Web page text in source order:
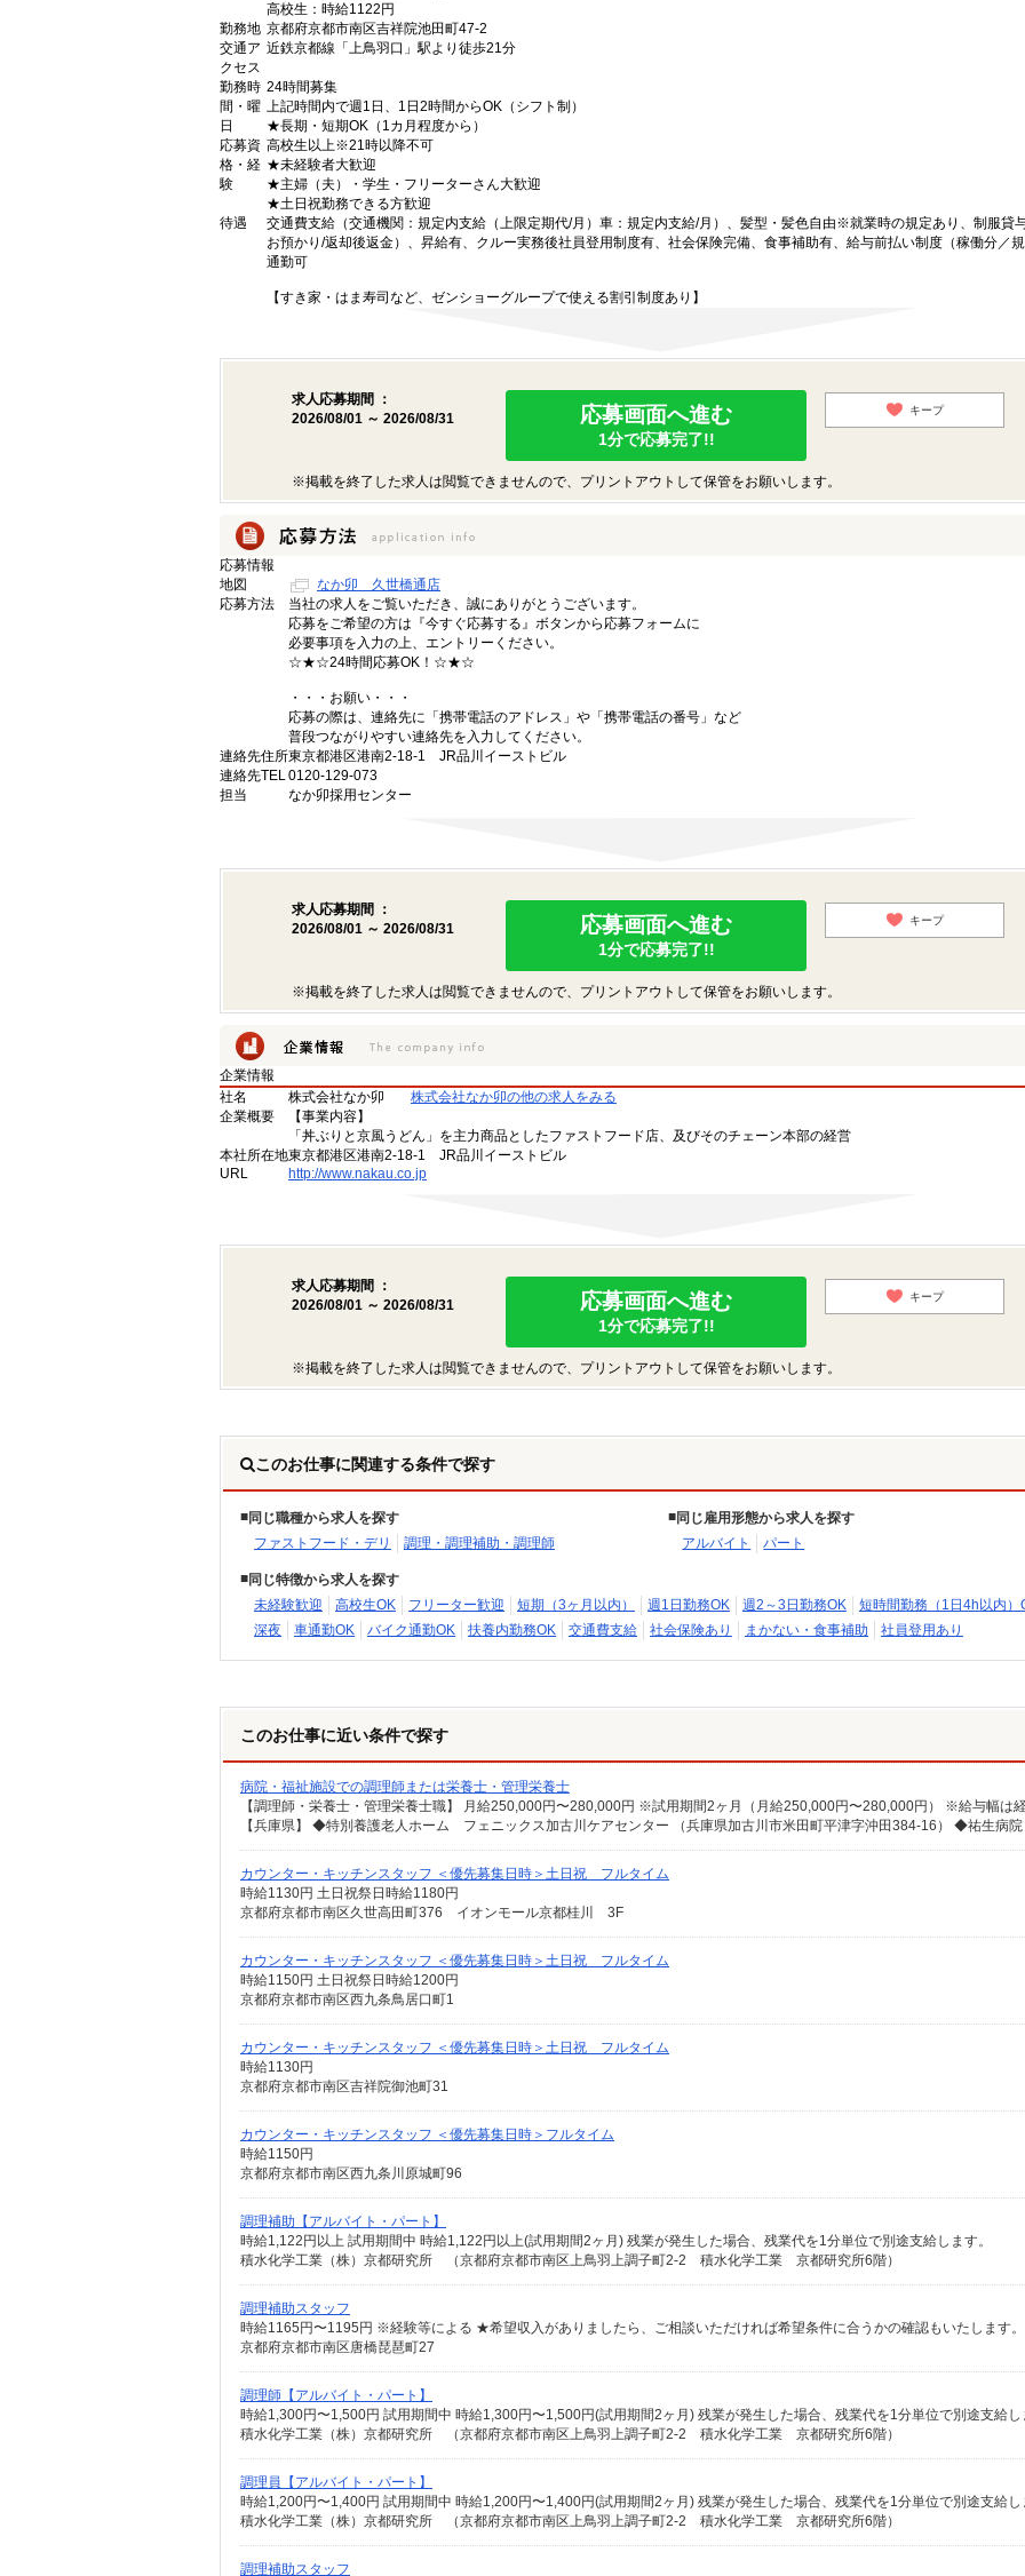
高校生：時給1122円
勤務地 京都府京都市南区吉祥院池田町47-2
交通ア
クセス
近鉄京都線「上鳥羽口」駅より徒歩21分
勤務時
間・曜
日
24時間募集
上記時間内で週1日、1日2時間からOK（シフト制）
★長期・短期OK（1カ月程度から）
応募資
格・経
験
高校生以上※21時以降不可
★未経験者大歓迎
★主婦（夫）・学生・フリーターさん大歓迎
★土日祝勤務できる方歓迎
待遇
交通費支給（交通機関：規定内支給（上限定期代/月）車：規定内支給/月）、髪型・髪色自由※就業時の規定あり、制服貸
お預かり/返却後返金）、昇給有、クルー実務後社員登用制度有、社会保険完備、食事補助有、給与前払い制度（稼働分／
通勤可
【すき家・はま寿司など、ゼンショーグループで使える割引制度あり】
求人応募期間 ：
2026/08/01 ～ 2026/08/31
応募画面へ進む
1分で応募完了!!
キープ
※掲載を終了した求人は閲覧できませんので、プリントアウトして保管をお願いします。
応募情報
地図
なか卯 久世橋通店
応募方法
当社の求人をご覧いただき、誠にありがとうございます。
応募をご希望の方は『今すぐ応募する』ボタンから応募フォームに
必要事項を入力の上、エントリーください。
☆★☆24時間応募OK！☆★☆
・・・お願い・・・
応募の際は、連絡先に「携帯電話のアドレス」や「携帯電話の番号」など
普段つながりやすい連絡先を入力してください。
連絡先住所東京都港区港南2-18-1 JR品川イーストビル
連絡先TEL0120-129-073
担当
なか卯採用センター
求人応募期間 ：
2026/08/01 ～ 2026/08/31
応募画面へ進む
1分で応募完了!!
キープ
※掲載を終了した求人は閲覧できませんので、プリントアウトして保管をお願いします。
企業情報
社名
株式会社なか卯
株式会社なか卯の他の求人をみる
企業概要
【事業内容】
「丼ぶりと京風うどん」を主力商品としたファストフード店、及びそのチェーン本部の経営
本社所在地東京都港区港南2-18-1 JR品川イーストビル
URL
http://www.nakau.co.jp
求人応募期間 ：
2026/08/01 ～ 2026/08/31
応募画面へ進む
1分で応募完了!!
キープ
※掲載を終了した求人は閲覧できませんので、プリントアウトして保管をお願いします。
このお仕事に関連する条件で探す
同じ職種から求人を探す
ファストフード・デリ
調理・調理補助・調理師
同じ雇用形態から求人を探す
アルバイト
パート
同じ特徴から求人を探す
未経験歓迎
高校生OK フリーター歓迎 短期（3ヶ月以内） 週1日勤務OK 週2～3日勤務OK
短時間勤務（1日4h以内）
深夜
車通勤OK バイク通勤OK 扶養内勤務OK 交通費支給 社会保険あり まかない・食事補助 社員登用あり
このお仕事に近い条件で探す
病院・福祉施設での調理師または栄養士・管理栄養士
カウンター・キッチンスタッフ ＜優先募集日時＞土日祝 フルタイム
時給1130円 土日祝祭日時給1180円
京都府京都市南区久世高田町376 イオンモール京都桂川 3F
カウンター・キッチンスタッフ ＜優先募集日時＞土日祝 フルタイム
時給1150円 土日祝祭日時給1200円
京都府京都市南区西九条鳥居口町1
カウンター・キッチンスタッフ ＜優先募集日時＞土日祝 フルタイム
時給1130円
京都府京都市南区吉祥院御池町31
カウンター・キッチンスタッフ ＜優先募集日時＞フルタイム
時給1150円
京都府京都市南区西九条川原城町96
調理補助【アルバイト・パート】
時給1,122円以上 試用期間中 時給1,122円以上(試用期間2ヶ月) 残業が発生した場合、残業代を1分単位で別途支給します。
積水化学工業（株）京都研究所 （京都府京都市南区上鳥羽上調子町2-2 積水化学工業 京都研究所6階）
調理補助スタッフ
京都府京都市南区唐橋琵琶町27
調理師【アルバイト・パート】
時給1,300円〜1,500円 試用期間中 時給1,300円〜1,500円(試用期間2ヶ月) 残業が発生した場合、残業代を1分単位で別途支給し
積水化学工業（株）京都研究所 （京都府京都市南区上鳥羽上調子町2-2 積水化学工業 京都研究所6階）
調理員【アルバイト・パート】
時給1,200円〜1,400円 試用期間中 時給1,200円〜1,400円(試用期間2ヶ月) 残業が発生した場合、残業代を1分単位で別途支給し
積水化学工業（株）京都研究所 （京都府京都市南区上鳥羽上調子町2-2 積水化学工業 京都研究所6階）
調理補助スタッフ